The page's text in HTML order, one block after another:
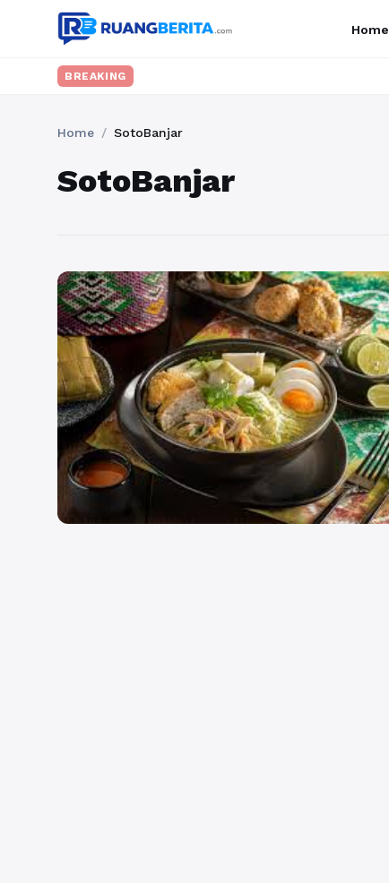
Home
BREAKING
Home / SotoBanjar
SotoBanjar